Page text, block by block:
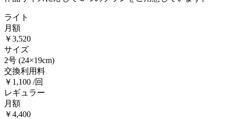
ライト
月額
￥3,520
サイズ
2号 (24×19cm)
交換利用料
￥1,100 /回
レギュラー
月額
￥4,400